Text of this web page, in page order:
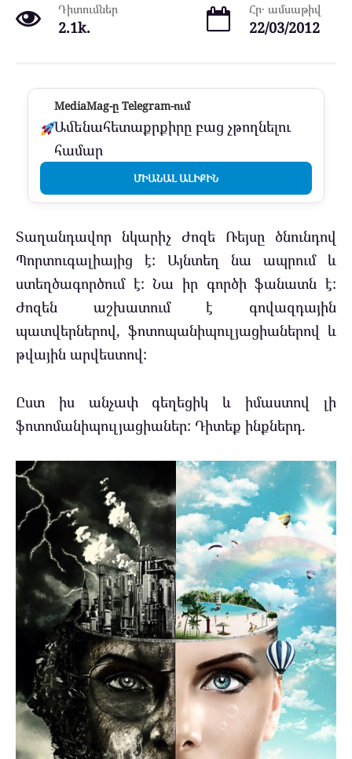
Դիտումներ
2.1k.
Հր․ ամսաթիվ
22/03/2012
MediaMag-ը Telegram-ում
Ամենահետաքրքիրը բաց չթողնելու
համար
ՄԻԱՆԱԼ ԱԼԻՔԻՆ
Տաղանդավոր նկարիչ Ժոզե Ռեյսը ծնունդով
Պորտուգալիայից է: Այնտեղ նա ապրում և
ստեղծագործում է: Նա իր գործի ֆանատն է:
Ժոզեն աշխատում է գովազդային
պատվերներով, ֆոտոպանիպուլյացիաներով և
թվային արվեստով:
Ըստ իս անչափ գեղեցիկ և իմաստով լի
ֆոտոմանիպուլյացիաներ: Դիտեք ինքներդ.